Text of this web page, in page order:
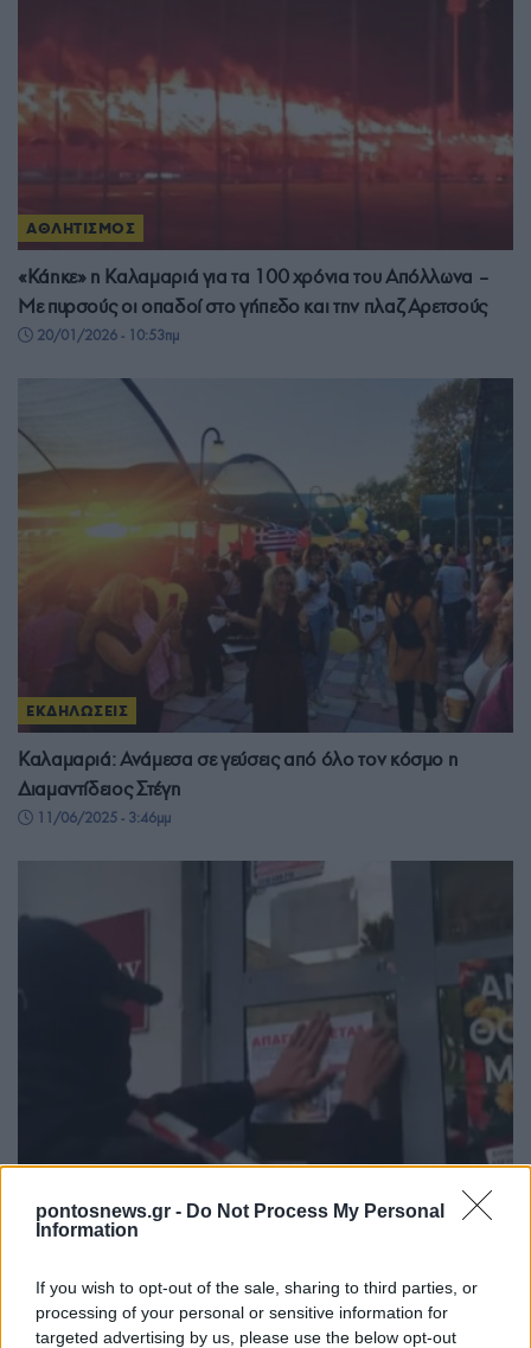
pontosnews.gr - Do Not Process My Personal
Information
If you wish to opt-out of the sale, sharing to third parties, or
processing of your personal or sensitive information for
targeted advertising by us, please use the below opt-out
ΑΘΛΗΤΙΣΜΟΣ
«Κάηκε» η Καλαμαριά για τα 100 χρόνια του Απόλλωνα –
Με πυρσούς οι οπαδοί στο γήπεδο και την πλαζ Αρετσούς
20/01/2026 - 10:53πμ
ΕΚΔΗΛΩΣΕΙΣ
Καλαμαριά: Ανάμεσα σε γεύσεις από όλο τον κόσμο η
Διαμαντίδειος Στέγη
11/06/2025 - 3:46μμ
Θεσσαλονίκη: Ταυτοποιήθηκαν 5 δράστες για την εισβολή
Αναζητούνται άλλοι 8
9/05/2023 - 12:07μμ